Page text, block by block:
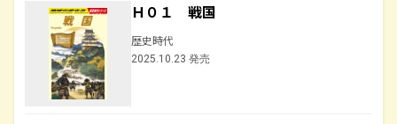
Ｈ０１ 戦国
歴史時代
2025.10.23 発売